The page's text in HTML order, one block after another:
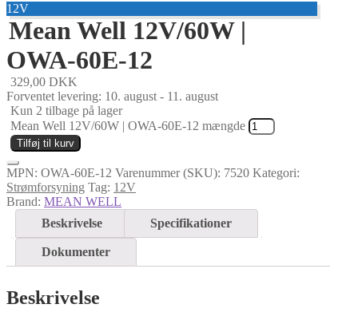
12V
Mean Well 12V/60W |
OWA-60E-12
329,00 DKK
Forventet levering: 10. august - 11. august
Kun 2 tilbage på lager
Mean Well 12V/60W | OWA-60E-12 mængde
Tilføj til kurv
MPN: OWA-60E-12 Varenummer (SKU): 7520 Kategori:
Strømforsyning Tag: 12V
Brand: MEAN WELL
Beskrivelse
Specifikationer
Dokumenter
Beskrivelse